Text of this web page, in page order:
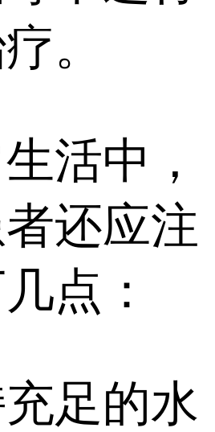
。
活中，
还应注
点：
足的水